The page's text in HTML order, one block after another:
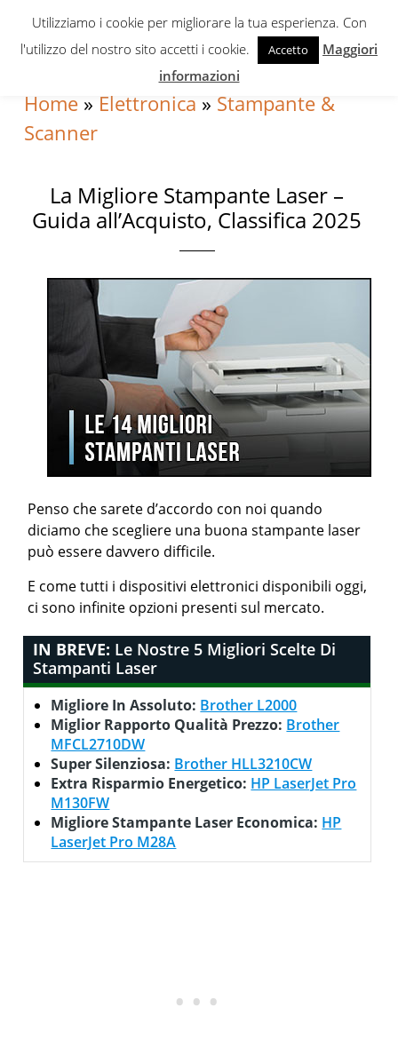
Skip
navigation
Skip
Skip
sidebar
Home » Elettronica » Stampante &
Scanner
La Migliore Stampante Laser –
Guida all’Acquisto, Classifica 2025
Penso che sarete d’accordo con noi quando
diciamo che scegliere una buona stampante laser
può essere davvero difficile.
E come tutti i dispositivi elettronici disponibili oggi,
ci sono infinite opzioni presenti sul mercato.
IN BREVE: Le Nostre 5 Migliori Scelte Di
Stampanti Laser
Migliore In Assoluto: Brother L2000
Miglior Rapporto Qualità Prezzo: Brother
MFCL2710DW
Super Silenziosa: Brother HLL3210CW
Extra Risparmio Energetico: HP LaserJet Pro
M130FW
Migliore Stampante Laser Economica: HP
LaserJet Pro M28A
Utilizziamo i cookie per migliorare la tua esperienza. Con
l'utilizzo del nostro sito accetti i cookie.
Accetto
Maggiori
informazioni